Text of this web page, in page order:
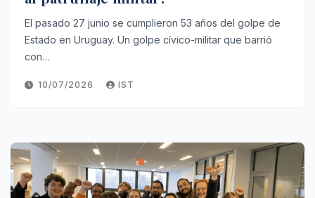
El pasado 27 junio se cumplieron 53 años del golpe de
Estado en Uruguay. Un golpe cívico-militar que barrió
con…
10/07/2026 IST